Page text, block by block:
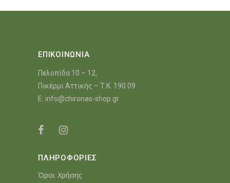
ΕΠΙΚΟΙΝΩΝΙΑ
Πελοπίδα 10 – 12,
Πικέρμι Αττικής – Τ.Κ. 190 09
E: info@chironas-shop.gr
ΠΛΗΡΟΦΟΡΙΕΣ
Όροι Χρήσης